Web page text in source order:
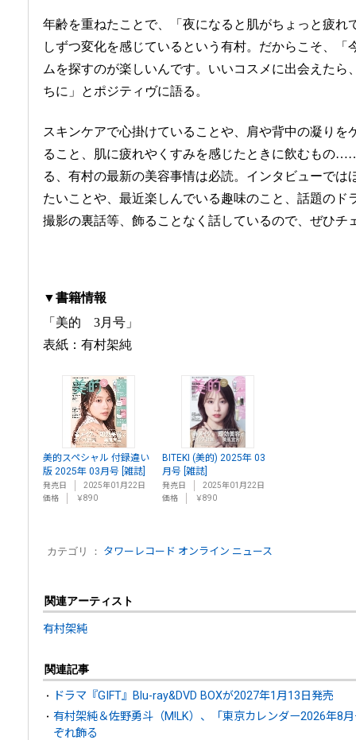
年齢を重ねたことで、「夜になると肌がちょっと疲れ
しずつ変化を感じているという有村。だからこそ、「
ムを探すのが楽しいんです。いいコスメに出会えたら
ちに」とポジティヴに語る。
スキンケアで心掛けていることや、肩や背中の凝りを
ること、肌に疲れやくすみを感じたときに飲むもの
る、有村の最新の美容事情は必読。インタビューでは
たいことや、最近楽しんでいる趣味のこと、話題のド
撮影の裏話等、飾ることなく話しているので、ぜひチ
▼書籍情報
「美的 3月号」
表紙：有村架純
美的スペシャル 付録違い
版 2025年 03月号 [雑誌]
発売日
2025年01月22日
価格
￥890
BITEKI (美的) 2025年 03
月号 [雑誌]
発売日
2025年01月22日
価格
￥890
カテゴリ ： タワーレコード オンライン ニュース
関連アーティスト
有村架純
関連記事
ドラマ『GIFT』Blu-ray&DVD BOXが2027年1月13日発売
有村架純＆佐野勇斗（M!LK）、「東京カレンダー2026年8
ぞれ飾る